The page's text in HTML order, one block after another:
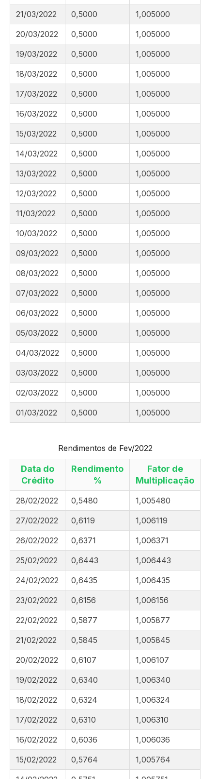
21/03/2022 0,5000 1,005000
20/03/2022 0,5000 1,005000
19/03/2022 0,5000 1,005000
18/03/2022 0,5000 1,005000
17/03/2022 0,5000 1,005000
16/03/2022 0,5000 1,005000
15/03/2022 0,5000 1,005000
14/03/2022 0,5000 1,005000
13/03/2022 0,5000 1,005000
12/03/2022 0,5000 1,005000
11/03/2022 0,5000 1,005000
10/03/2022 0,5000 1,005000
09/03/2022 0,5000 1,005000
08/03/2022 0,5000 1,005000
07/03/2022 0,5000 1,005000
06/03/2022 0,5000 1,005000
05/03/2022 0,5000 1,005000
04/03/2022 0,5000 1,005000
03/03/2022 0,5000 1,005000
02/03/2022 0,5000 1,005000
01/03/2022 0,5000 1,005000
Rendimentos de Fev/2022
Data do
Crédito
Rendimento
%
Fator de
Multiplicação
28/02/2022 0,5480 1,005480
27/02/2022 0,6119 1,006119
26/02/2022 0,6371 1,006371
25/02/2022 0,6443 1,006443
24/02/2022 0,6435 1,006435
23/02/2022 0,6156 1,006156
22/02/2022 0,5877 1,005877
21/02/2022 0,5845 1,005845
20/02/2022 0,6107 1,006107
19/02/2022 0,6340 1,006340
18/02/2022 0,6324 1,006324
17/02/2022 0,6310 1,006310
16/02/2022 0,6036 1,006036
15/02/2022 0,5764 1,005764